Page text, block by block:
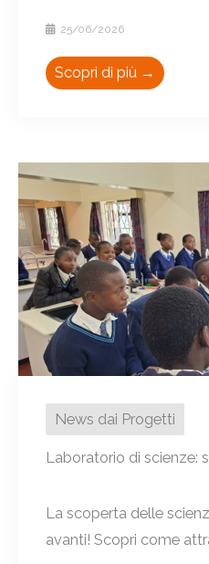
25/06/2026
Scopri di più →
News dai Progetti
Laboratorio di scienze:
La scoperta delle
avanti! Scopri come